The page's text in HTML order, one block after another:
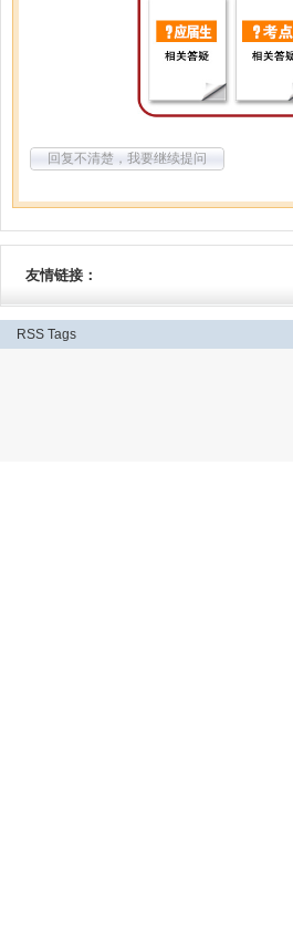
回复不清楚，我要继续提问
友情链接：
RSS Tags